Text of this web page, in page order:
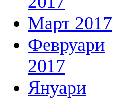
Март 2017
Февруари
2017
Януари